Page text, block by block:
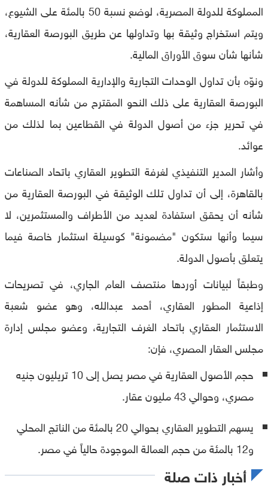
المملوكة للدولة المصرية، لوضع نسبة 50 بالمئة على الشيوع،
ويتم استخراج وثيقة بها وتداولها عن طريق البورصة العقارية،
شأنها شأن سوق الأوراق المالية.
ونوّه بأن تداول الوحدات التجارية والإدارية المملوكة للدولة في
البورصة العقارية على ذلك النحو المقترح من شأنه المساهمة
في تحرير جزء من أصول الدولة في القطاعين بما لذلك من
عوائد.
وأشار المدير التنفيذي لغرفة التطوير العقاري باتحاد الصناعات
بالقاهرة، إلى أن تداول تلك الوثيقة في البورصة العقارية من
شأنه أن يحقق استفادة لعديد من الأطراف والمستثمرين، لا
سيما وأنها ستكون "مضمونة" كوسيلة استثمار خاصة فيما
يتعلق بأصول الدولة.
وطبقاً لبيانات أوردها منتصف العام الجاري، في تصريحات
إذاعية المطور العقاري، أحمد عبدالله، وهو عضو شعبة
الاستثمار العقاري باتحاد الغرف التجارية، وعضو مجلس إدارة
مجلس العقار المصري، فإن:
حجم الأصول العقارية في مصر يصل إلى 10 تريليون جنيه
مصري، وحوالي 43 مليون عقار.
يسهم التطوير العقاري بحوالي 20 بالمئة من الناتج المحلي
و12 بالمئة من حجم العمالة الموجودة حالياً في مصر.
أخبار ذات صلة